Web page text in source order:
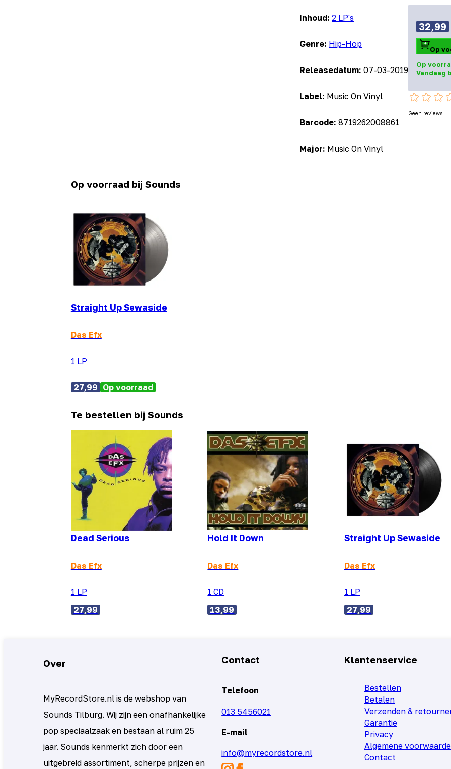
Inhoud: 2 LP's
Genre: Hip-Hop
Releasedatum: 07-03-2019
Label: Music On Vinyl
Barcode: 8719262008861
Major: Music On Vinyl
32,99
Op
Op
Vandaag
Geen reviews
Op voorraad bij Sounds
Straight Up Sewaside
Das Efx
1 LP
27,99 Op voorraad
Te bestellen bij Sounds
Dead Serious
Das Efx
1 LP
27,99
Hold It Down
Das Efx
1 CD
13,99
Straight Up Sewaside
Das Efx
1 LP
27,99
Over
MyRecordStore.nl is de webshop van
Sounds Tilburg. Wij zijn een onafhankelijke
pop speciaalzaak en bestaan al ruim 25
jaar. Sounds kenmerkt zich door een
uitgebreid assortiment, scherpe prijzen en
Contact
Telefoon
013 5456021
E-mail
info@myrecordstore.nl
Klantenservice
Bestellen
Betalen
Verzenden &
Garantie
Privacy
Algemene
Contact